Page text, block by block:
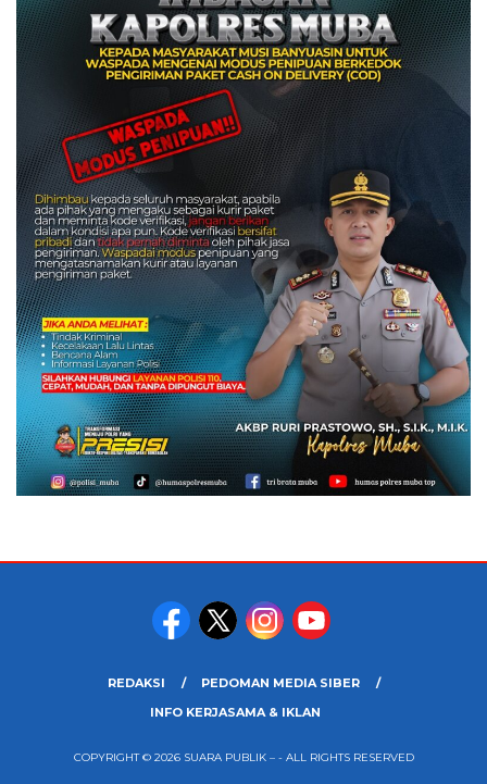
REDAKSI
PEDOMAN MEDIA SIBER
INFO KERJASAMA & IKLAN
COPYRIGHT © 2026 SUARA PUBLIK – - ALL RIGHTS RESERVED